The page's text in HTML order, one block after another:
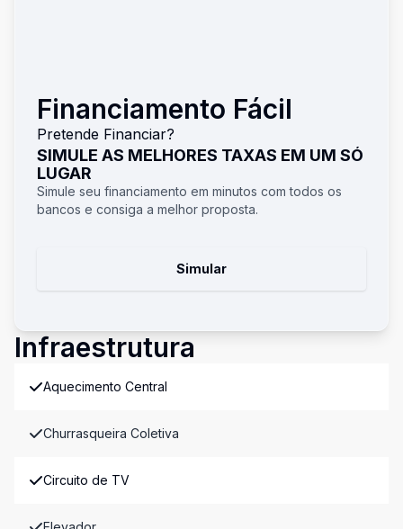
Financiamento Fácil
Pretende Financiar?
SIMULE AS MELHORES TAXAS EM UM SÓ
LUGAR
Simule seu financiamento em minutos com todos os
bancos e consiga a melhor proposta.
Simular
Infraestrutura
Aquecimento Central
Churrasqueira Coletiva
Circuito de TV